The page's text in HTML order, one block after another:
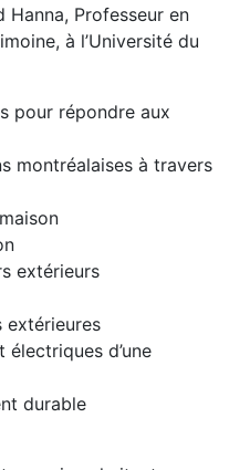
Professeur en
à l’Université du
pour répondre aux
montréalaises à travers
extérieurs
extérieures
électriques d’une
durable